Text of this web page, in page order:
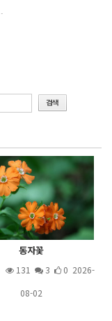
동자꽃
131 3
0 2026-
08-02